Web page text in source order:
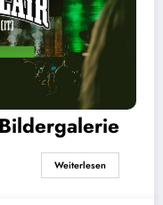
Weiterlesen